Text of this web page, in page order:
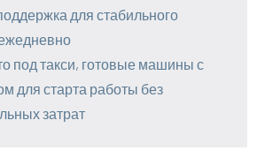
для стабильного
под такси, готовые машины с
для старта работы без
затрат